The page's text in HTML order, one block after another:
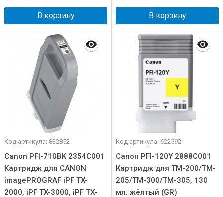
В корзину В корзину
Код артикула: 832852
Canon PFI-710BK 2354C001
Картридж для CANON
imagePROGRAF iPF TX-
2000, iPF TX-3000, iPF TX-
Код артикула: 622592
Canon PFI-120Y 2888C001
Картридж для TM-200/TM-
205/TM-300/TM-305, 130
мл. жёлтый (GR)